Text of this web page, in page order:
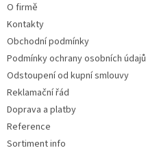
O firmě
Kontakty
Obchodní podmínky
Podmínky ochrany osobních údajů
Odstoupení od kupní smlouvy
Reklamační řád
Doprava a platby
Reference
Sortiment info